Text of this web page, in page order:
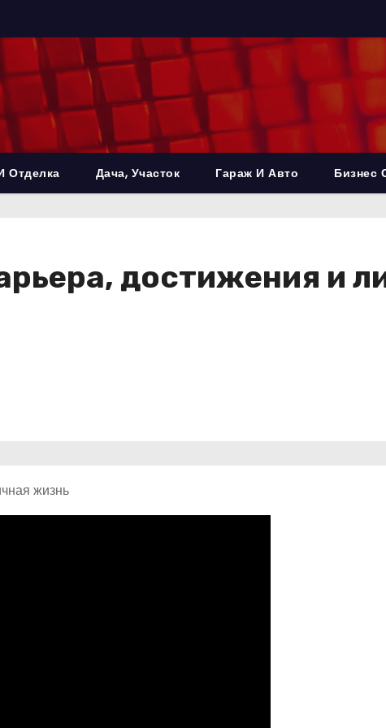
Отделка Дача, Участок Гараж И Авто Бизнес
достижения и